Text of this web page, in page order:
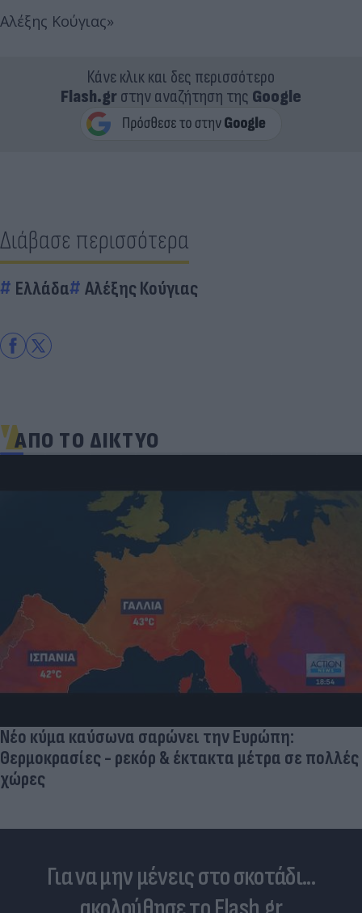
Αλέξης Κούγιας»
Κάνε κλικ και δες περισσότερο
Flash.grστην αναζήτηση της Google
Διάβασε περισσότερα
Ελλάδα Αλέξης Κούγιας
ΑΠΟ ΤΟ ΔΙΚΤΥΟ
Νέο κύμα καύσωνα σαρώνει την Ευρώπη:
Θερμοκρασίες - ρεκόρ & έκτακτα μέτρα σε πολλές
χώρες
Για να μην μένεις στο σκοτάδι...